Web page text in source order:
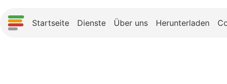
Startseite Dienste Über uns Herunterladen